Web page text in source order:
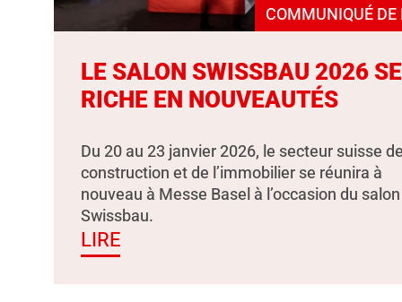
COMMUNIQUÉ DE
LE SALON SWISSBAU 2026
RICHE EN NOUVEAUTÉS
Du 20 au 23 janvier 2026, le secteur suisse
construction et de l’immobilier se réunira à
nouveau à Messe Basel à l’occasion du salon
Swissbau.
LIRE